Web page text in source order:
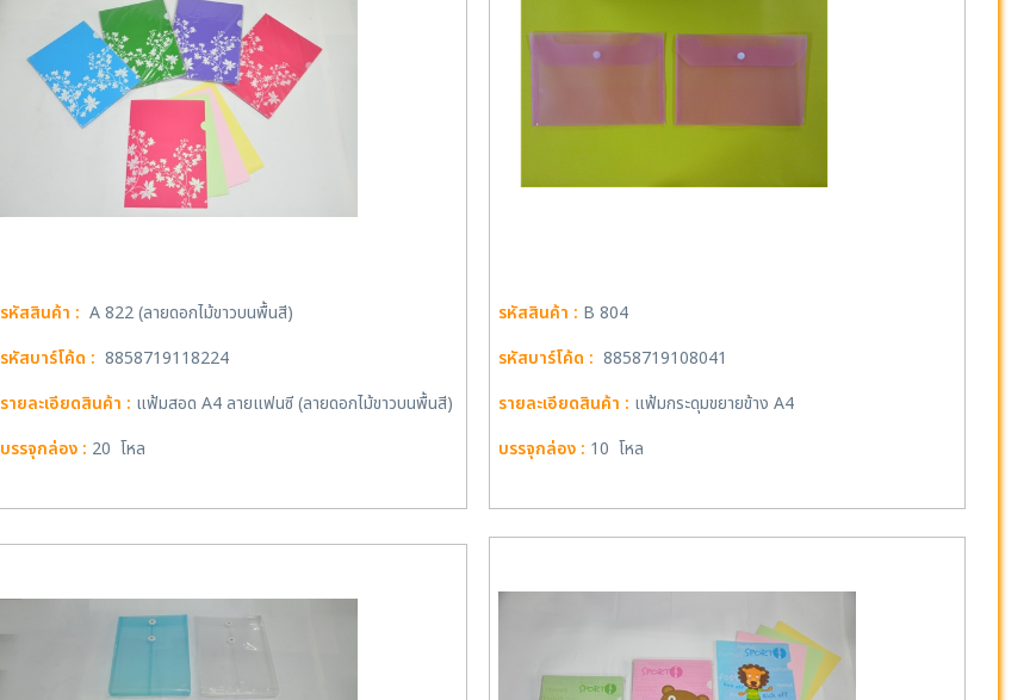
รหัสสินค้า : A 822 (ลายดอกไม้ขาวบนพื้นสี)
รหัสบาร์โค้ด : 8858719118224
รายละเอียดสินค้า : แฟ้มสอด A4 ลายแฟนซี (ลายดอกไม้ขาวบนพื้นสี)
บรรจุกล่อง : 20 โหล
รหัสสินค้า : B 804
รหัสบาร์โค้ด : 8858719108041
รายละเอียดสินค้า : แฟ้มกระดุมขยายข้าง A4
บรรจุกล่อง : 10 โหล